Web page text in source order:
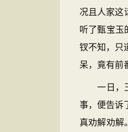
况且人家这
听了甄宝玉
钗不知，只
呆，竟有前
一日，王
事，便告诉
真劝解劝解